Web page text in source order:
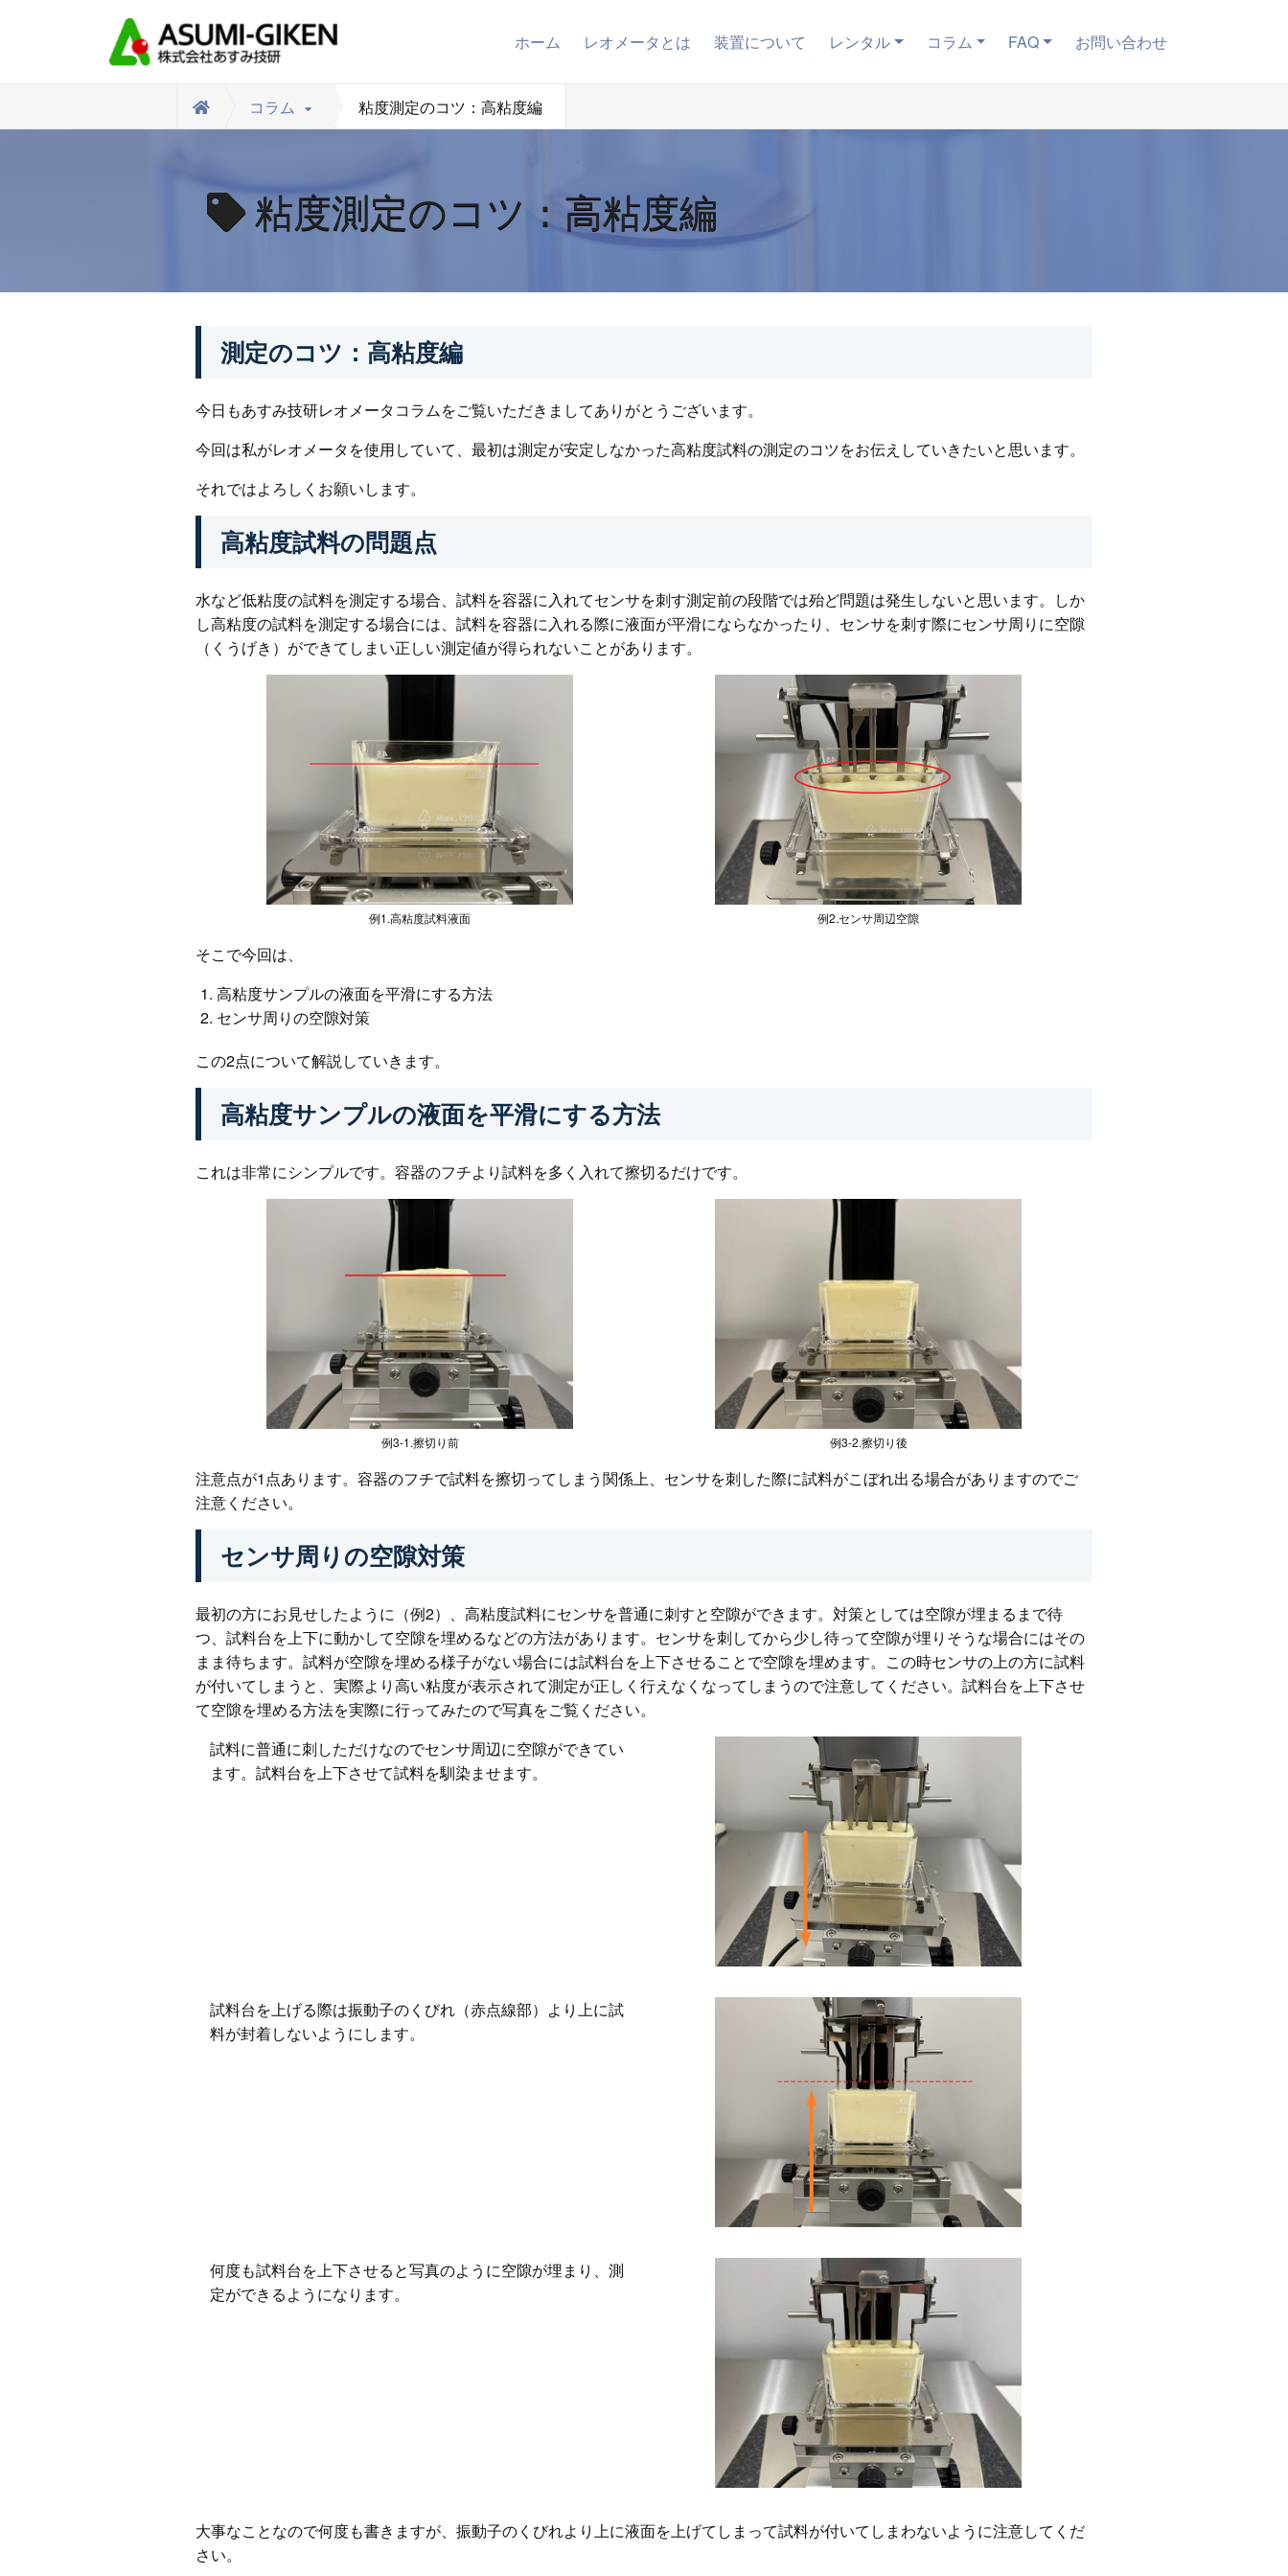
ホーム レオメータとは 装置について レンタル コラム FAQ お問い合わせ
コラム 粘度測定のコツ：高粘度編
粘度測定のコツ：高粘度編
測定のコツ：高粘度編
今日もあすみ技研レオメータコラムをご覧いただきましてありがとうございます。
今回は私がレオメータを使用していて、最初は測定が安定しなかった高粘度試料の測定のコツをお伝えしていきたいと思います。
それではよろしくお願いします。
高粘度試料の問題点
水など低粘度の試料を測定する場合、試料を容器に入れてセンサを刺す測定前の段階では殆ど問題は発生しないと思います。しか
し高粘度の試料を測定する場合には、試料を容器に入れる際に液面が平滑にならなかったり、センサを刺す際にセンサ周りに空隙
（くうげき）ができてしまい正しい測定値が得られないことがあります。
例1.高粘度試料液面 例2.センサ周辺空隙
そこで今回は、
高粘度サンプルの液面を平滑にする方法
センサ周りの空隙対策
この2点について解説していきます。
高粘度サンプルの液面を平滑にする方法
これは非常にシンプルです。容器のフチより試料を多く入れて擦切るだけです。
例3-1.擦切り前 例3-2.擦切り後
注意点が1点あります。容器のフチで試料を擦切ってしまう関係上、センサを刺した際に試料がこぼれ出る場合がありますのでご
注意ください。
センサ周りの空隙対策
最初の方にお見せしたように（例2）、高粘度試料にセンサを普通に刺すと空隙ができます。対策としては空隙が埋まるまで待
つ、試料台を上下に動かして空隙を埋めるなどの方法があります。センサを刺してから少し待って空隙が埋りそうな場合にはその
まま待ちます。試料が空隙を埋める様子がない場合には試料台を上下させることで空隙を埋めます。この時センサの上の方に試料
が付いてしまうと、実際より高い粘度が表示されて測定が正しく行えなくなってしまうので注意してください。試料台を上下させ
て空隙を埋める方法を実際に行ってみたので写真をご覧ください。
試料に普通に刺しただけなのでセンサ周辺に空隙ができてい
ます。試料台を上下させて試料を馴染ませます。
試料台を上げる際は振動子のくびれ（赤点線部）より上に試
料が封着しないようにします。
何度も試料台を上下させると写真のように空隙が埋まり、測
定ができるようになります。
大事なことなので何度も書きますが、振動子のくびれより上に液面を上げてしまって試料が付いてしまわないように注意してくだ
さい。